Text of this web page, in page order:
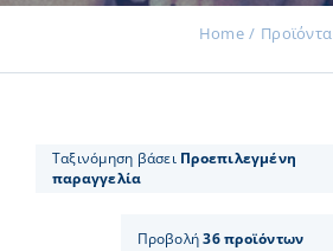
Νέα
Home Προϊόντα
Ταξινόμηση βάσει Προεπιλεγμένη
παραγγελία
Προβολή36 προϊόντων